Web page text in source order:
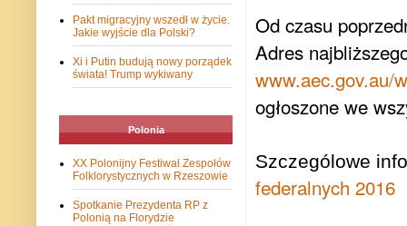
Od czasu
Adres
www.aec.gov.au/
ogłoszone we
Szczególowe
federalnych 2016
Pakt migracyjny wszedł w życie.
Jakie wyjście dla Polski?
Xi i Putin budują nowy porządek
świata! Trump wykiwany
Polonia
XX Polonijny Festiwal Zespołów
Folklorystycznych w Rzeszowie
Spotkanie Prezydenta RP z
Polonią na Florydzie